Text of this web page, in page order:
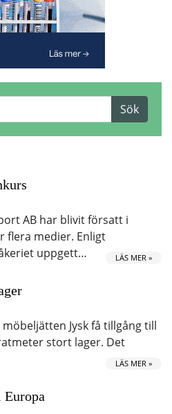
AB har blivit försatt i
flera medier. Enligt
uppgett…
LÄS MER »
Jysk få tillgång till
stort lager. Det
LÄS MER »